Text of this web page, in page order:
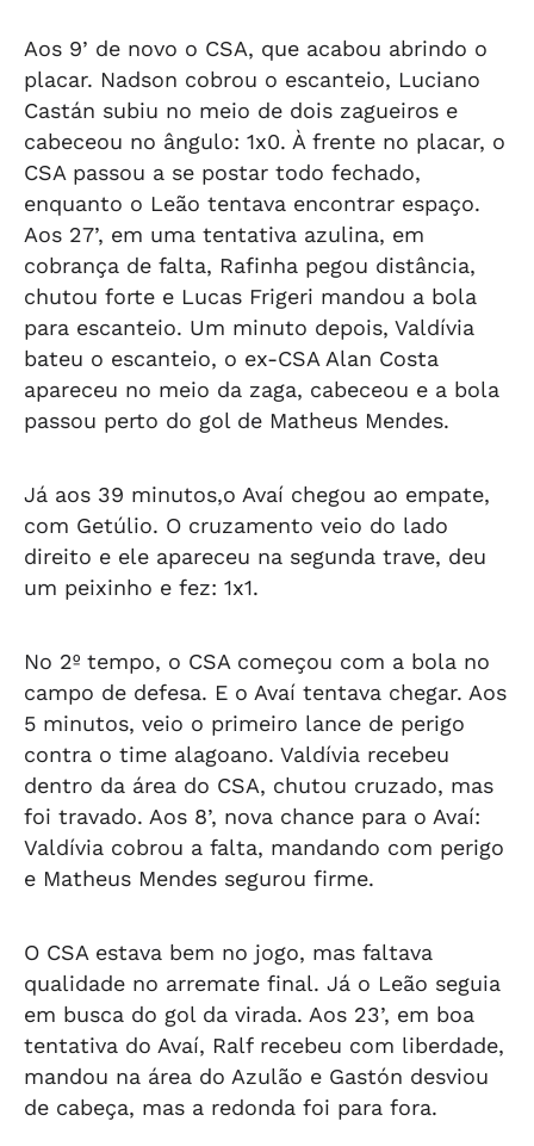
Aos 9’ de novo o CSA, que acabou abrindo o
placar. Nadson cobrou o escanteio, Luciano
Castán subiu no meio de dois zagueiros e
cabeceou no ângulo: 1x0. À frente no placar, o
CSA passou a se postar todo fechado,
enquanto o Leão tentava encontrar espaço.
Aos 27’, em uma tentativa azulina, em
cobrança de falta, Rafinha pegou distância,
chutou forte e Lucas Frigeri mandou a bola
para escanteio. Um minuto depois, Valdívia
bateu o escanteio, o ex-CSA Alan Costa
apareceu no meio da zaga, cabeceou e a bola
passou perto do gol de Matheus Mendes.
Já aos 39 minutos,o Avaí chegou ao empate,
com Getúlio. O cruzamento veio do lado
direito e ele apareceu na segunda trave, deu
um peixinho e fez: 1x1.
No 2º tempo, o CSA começou com a bola no
campo de defesa. E o Avaí tentava chegar. Aos
5 minutos, veio o primeiro lance de perigo
contra o time alagoano. Valdívia recebeu
dentro da área do CSA, chutou cruzado, mas
foi travado. Aos 8’, nova chance para o Avaí:
Valdívia cobrou a falta, mandando com perigo
e Matheus Mendes segurou firme.
O CSA estava bem no jogo, mas faltava
qualidade no arremate final. Já o Leão seguia
em busca do gol da virada. Aos 23’, em boa
tentativa do Avaí, Ralf recebeu com liberdade,
mandou na área do Azulão e Gastón desviou
de cabeça, mas a redonda foi para fora.